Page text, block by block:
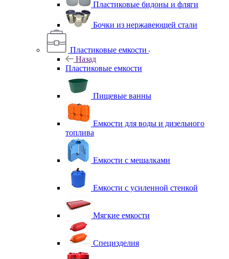
Пластиковые бидоны и фляги
Бочки из нержавеющей стали
Пластиковые емкости
Назад
Пластиковые емкости
Пищевые ванны
Емкости для воды и дизельного
топлива
Емкости с мешалками
Емкости с усиленной стенкой
Мягкие емкости
Специзделия